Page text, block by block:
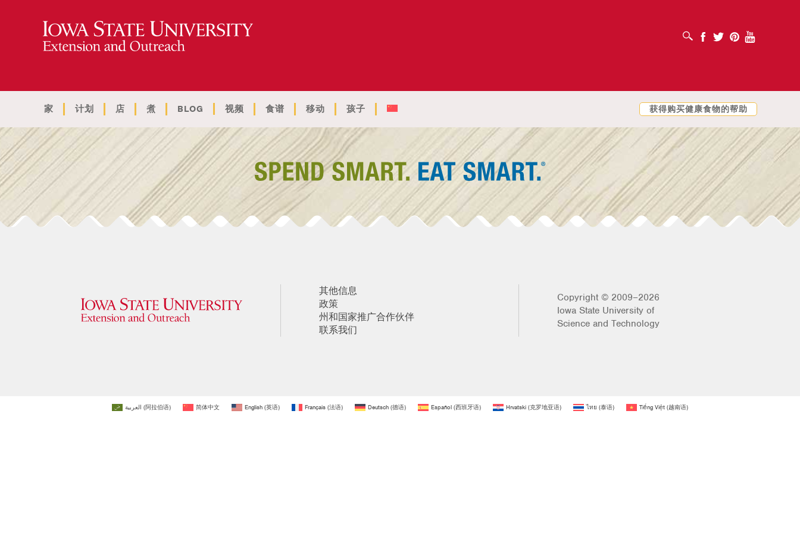
打开搜索框 Facebook
Twitter PinterestYoutube
家 计划 店 煮 BLOG 视频 食谱 移动 孩子 获得购买健康食物的帮助
其他信息
政策
州和国家推广合作伙伴
联系我们
Copyright © 2009–2026
Iowa State University of
Science and Technology
العربية (阿拉伯语) 简体中文 English (英语) Français (法语) Deutsch (德语) Español (西班牙语) Hrvatski (克罗地亚语) ไทย (泰语) Tiếng Việt (越南语)